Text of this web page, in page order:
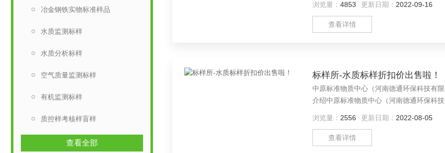
冶金钢铁实物标准样品
水质监测标样
水质分析标样
空气质量监测标样
有机监测标样
质控样考核样盲样
查看全部
浏览量： 4853 更新日期： 2022-09-16
查看详情
标样所-水质标样折扣价出售啦！
中原标准物质中心（河南德通环保科技有限公司）水质标样
介绍中原标准物质中心（河南德通环保科
浏览量： 2556 更新日期： 2022-08-05
查看详情